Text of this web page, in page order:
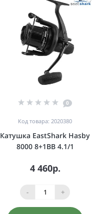
0
Код товара: 2020380
Катушка EastShark Hasby
8000 8+1BB 4.1/1
4 460р.
- +